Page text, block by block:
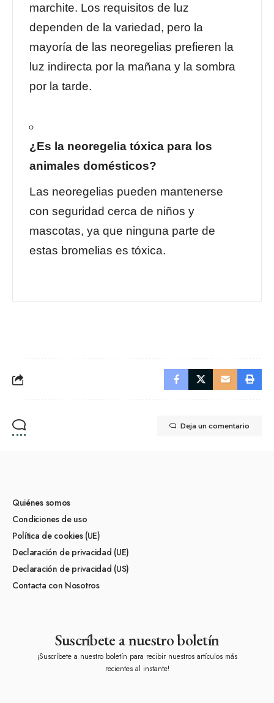
marchite. Los requisitos de luz
dependen de la variedad, pero la
mayoría de las neoregelias prefieren la
luz indirecta por la mañana y la sombra
por la tarde.
¿Es la neoregelia tóxica para los
animales domésticos?
Las neoregelias pueden mantenerse
con seguridad cerca de niños y
mascotas, ya que ninguna parte de
estas bromelias es tóxica.
Deja un comentario
Quiénes somos
Condiciones de uso
Política de cookies (UE)
Declaración de privacidad (UE)
Declaración de privacidad (US)
Contacta con Nosotros
Suscríbete a nuestro boletín
¡Suscríbete a nuestro boletín para recibir nuestros artículos más
recientes al instante!